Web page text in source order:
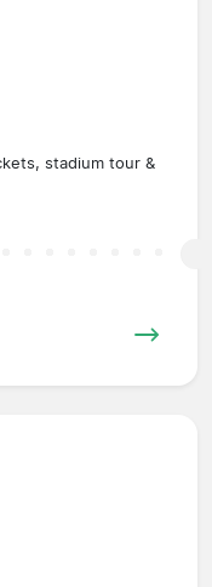
stadium tour &